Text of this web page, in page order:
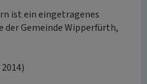
ist ein eingetragenes
Gemeinde Wipperfürth,